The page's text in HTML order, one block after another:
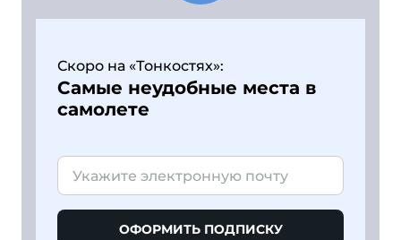
Скоро на «Тонкостях»:
Самые неудобные места в
самолете
ОФОРМИТЬ ПОДПИСКУ